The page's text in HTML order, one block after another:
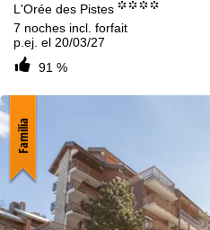
L'Orée des Pistes °°°°
7 noches incl. forfait
p.ej. el 20/03/27
91 %
Familia